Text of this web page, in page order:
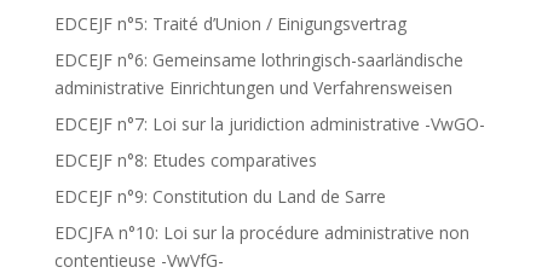
EDCEJF n°5: Traité d’Union / Einigungsvertrag
EDCEJF n°6: Gemeinsame lothringisch-saarländische
administrative Einrichtungen und Verfahrensweisen
EDCEJF n°7: Loi sur la juridiction administrative -VwGO-
EDCEJF n°8: Etudes comparatives
EDCEJF n°9: Constitution du Land de Sarre
EDCJFA n°10: Loi sur la procédure administrative non
contentieuse -VwVfG-